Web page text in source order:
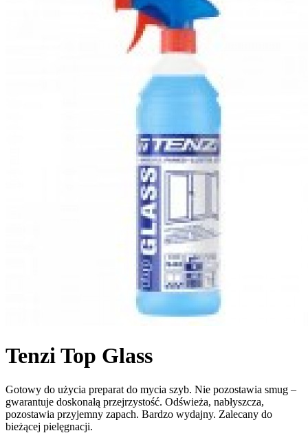
Tenzi Top Glass
Gotowy do użycia preparat do mycia szyb. Nie pozostawia smug –
gwarantuje doskonałą przejrzystość. Odświeża, nabłyszcza,
pozostawia przyjemny zapach. Bardzo wydajny. Zalecany do
bieżącej pielęgnacji.